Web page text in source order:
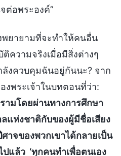
ต่อพระองค์”
พยายามที่จะทำให้คนอื่น
ความจริงเมื่อมีสิ่งต่างๆ
งควบคุมฉันอยู่กันนะ? จาก
พระเจ้าในบทตอนที่ว่า:
ามโดยผ่านทางการศึกษา
แห่งชาติกับของผู้มีชื่อเสียง
จของพวกเขาได้กลายเป็น
แล้ว ‘ทุกคนทำเพื่อตนเอง